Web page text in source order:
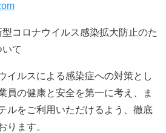
コロナウイルス感染拡大防止のた
て
イルスによる感染症への対策とし
員の健康と安全を第一に考え、ま
ルをご利用いただけるよう、徹底
ります。